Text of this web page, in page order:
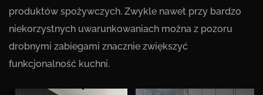
produktów spożywczych. Zwykle nawet przy bardzo
niekorzystnych uwarunkowaniach można z pozoru
drobnymi zabiegami znacznie zwiększyć
funkcjonalność kuchni.